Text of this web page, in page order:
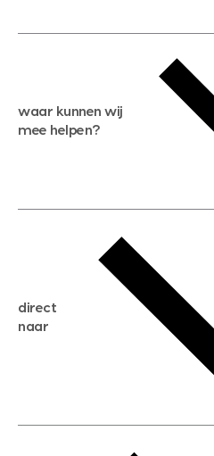
waar kunnen wij
mee helpen?
gratis zoekservice
huis verkopen
huis kopen
aankoopadvies
direct
naar